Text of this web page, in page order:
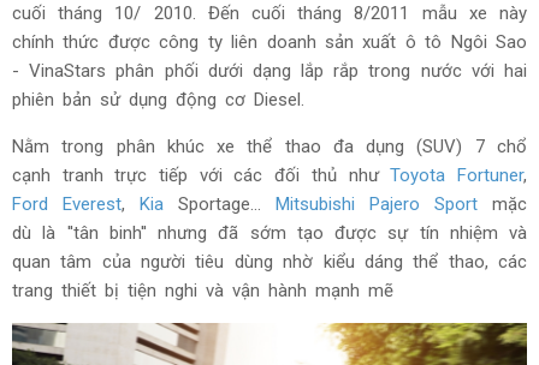
cuối tháng 10/ 2010. Đến cuối tháng 8/2011 mẫu xe này
chính thức được công ty liên doanh sản xuất ô tô Ngôi Sao
- VinaStars phân phối dưới dạng lắp rắp trong nước với hai
phiên bản sử dụng động cơ Diesel.
Nằm trong phân khúc xe thể thao đa dụng (SUV) 7 chổ
cạnh tranh trực tiếp với các đối thủ nhưToyota Fortuner,
Ford Everest, Kia Sportage… Mitsubishi Pajero Sport mặc
dù là ''tân binh'' nhưng đã sớm tạo được sự tín nhiệm và
quan tâm của người tiêu dùng nhờ kiểu dáng thể thao, các
trang thiết bị tiện nghi và vận hành mạnh mẽ